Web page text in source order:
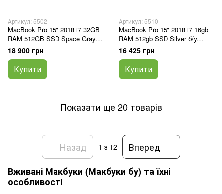
Артикул: 5502
MacBook Pro 15" 2018 i7 32GB
RAM 512GB SSD Space Gray б/
у (DJGH6)
18 900 грн
Купити
Артикул: 5510
MacBook Pro 15" 2018 i7 16gb
RAM 512gb SSD Silver б/у
(LJG5M)
16 425 грн
Купити
Показати ще 20 товарів
Назад 1 з 12
Вперед
Вживані Макбуки (Макбуки бу) та їхні
особливості